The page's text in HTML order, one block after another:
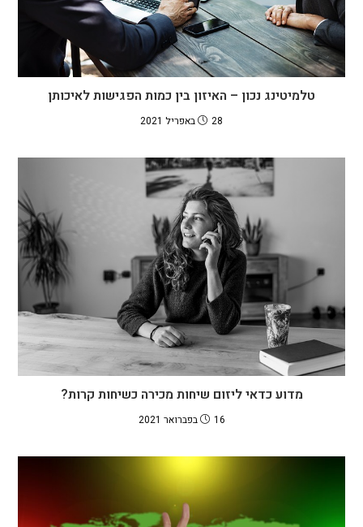
טלמיטינג נכון – האיזון בין כמות הפגישות לאיכותן
28 באפריל 2021
מדוע כדאי ליזום שיחות מכירה כשיחות קרות?
16 בפברואר 2021